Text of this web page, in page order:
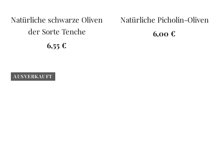
Natürliche schwarze Oliven
der Sorte Tenche
Angebotspreis
6,55 €
Natürliche Picholin-Oliven
Angebotspreis
6,00 €
AUSVERKAUFT